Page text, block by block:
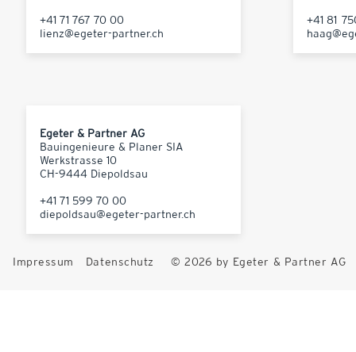
+41 71 767 70 00
lienz@egeter-partner.ch
+41 81
Egeter & Partner AG
Bauingenieure & Planer SIA
Werkstrasse 10
CH-9444 Diepoldsau
+41 71 599 70 00
diepoldsau@egeter-partner.ch
Impressum Datenschutz © 2026 by Egeter & Partner AG